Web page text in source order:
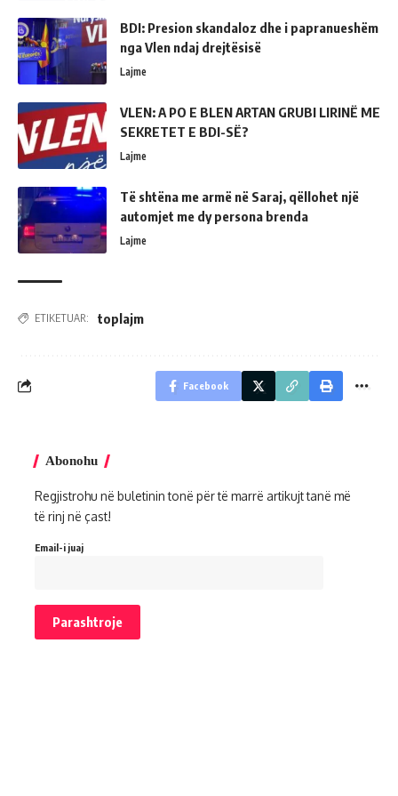
BDI: Presion skandaloz dhe i papranueshëm
nga Vlen ndaj drejtësisë
Lajme
VLEN: A PO E BLEN ARTAN GRUBI LIRINË ME
SEKRETET E BDI-SË?
Lajme
Të shtëna me armë në Saraj, qëllohet një
automjet me dy persona brenda
Lajme
ETIKETUAR: toplajm
Facebook
Abonohu
Regjistrohu në buletinin tonë për të marrë artikujt tanë më
të rinj në çast!
Email-i juaj